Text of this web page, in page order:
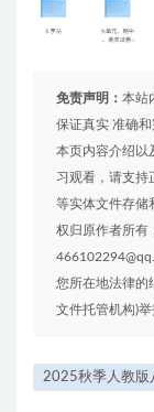
免责声明： 本站
保证真实 准确
本页内容介绍以
习观看，请支持
等实体文件存储
权归原作者所有
您所在地法律的
文件托管机构)
2025秋季人教版